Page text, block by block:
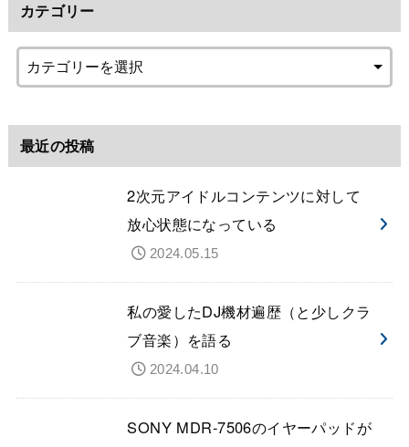
カテゴリー
最近の投稿
2次元アイドルコンテンツに対して
放心状態になっている
2024.05.15
私の愛したDJ機材遍歴（と少しクラ
ブ音楽）を語る
2024.04.10
SONY MDR-7506のイヤーパッドが